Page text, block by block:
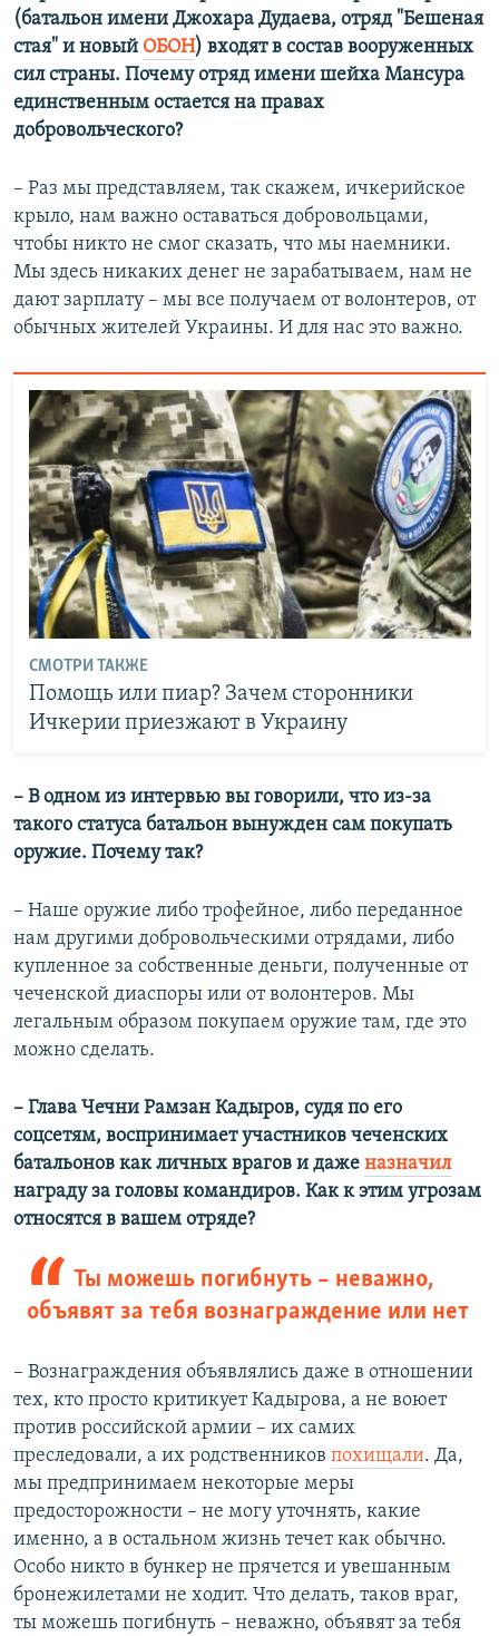
(батальон имени Джохара Дудаева, отряд "Бешеная
стая" и новый ОБОН) входят в состав вооруженных
сил страны. Почему отряд имени шейха Мансура
единственным остается на правах
добровольческого?
– Раз мы представляем, так скажем, ичкерийское
крыло, нам важно оставаться добровольцами,
чтобы никто не смог сказать, что мы наемники.
Мы здесь никаких денег не зарабатываем, нам не
дают зарплату – мы все получаем от волонтеров, от
обычных жителей Украины. И для нас это важно.
СМОТРИ ТАКЖЕ
Помощь или пиар? Зачем сторонники
Ичкерии приезжают в Украину
– В одном из интервью вы говорили, что из-за
такого статуса батальон вынужден сам покупать
оружие. Почему так?
– Наше оружие либо трофейное, либо переданное
нам другими добровольческими отрядами, либо
купленное за собственные деньги, полученные от
чеченской диаспоры или от волонтеров. Мы
легальным образом покупаем оружие там, где это
можно сделать.
– Глава Чечни Рамзан Кадыров, судя по его
соцсетям, воспринимает участников чеченских
батальонов как личных врагов и даже назначил
награду за головы командиров. Как к этим угрозам
относятся в вашем отряде?
Ты можешь погибнуть – неважно,
объявят за тебя вознаграждение или нет
– Вознаграждения объявлялись даже в отношении
тех, кто просто критикует Кадырова, а не воюет
против российской армии – их самих
преследовали, а их родственников похищали. Да,
мы предпринимаем некоторые меры
предосторожности – не могу уточнять, какие
именно, а в остальном жизнь течет как обычно.
Особо никто в бункер не прячется и увешанным
бронежилетами не ходит. Что делать, таков враг,
ты можешь погибнуть – неважно, объявят за тебя